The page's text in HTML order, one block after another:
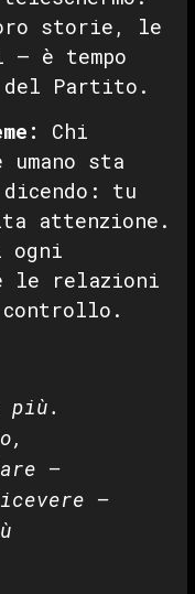
storie, le
è tempo
del Partito.
Chi
sta
dicendo: tu
attenzione.
ogni
le relazioni
controllo.
più.
—
—